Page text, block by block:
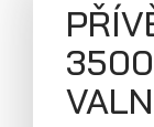
Kariéra
3500